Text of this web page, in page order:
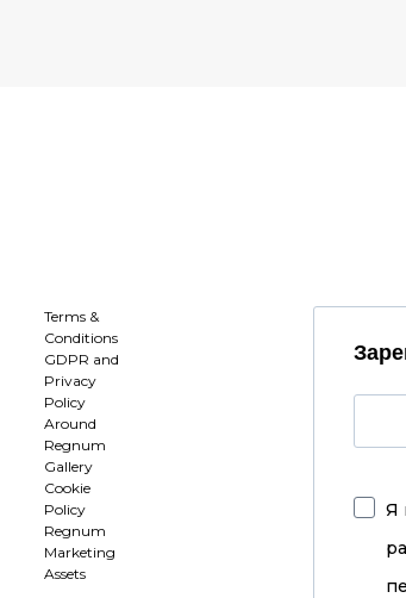
Terms &
Conditions
GDPR and
Privacy
Policy
Around
Regnum
Gallery
Cookie
Policy
Regnum
Marketing
Assets
Я